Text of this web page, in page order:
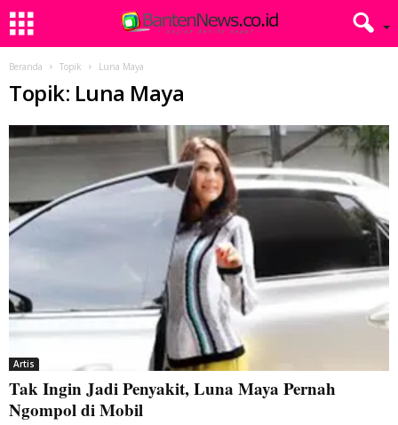
Beranda Topik Luna Maya
Topik: Luna Maya
Artis
Tak Ingin Jadi Penyakit, Luna Maya Pernah
Ngompol di Mobil